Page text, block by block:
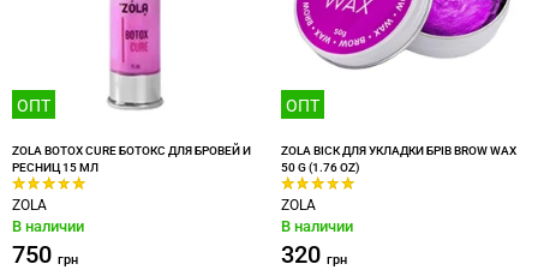
ОПТ
ZOLA BOTOX CURE БОТОКС ДЛЯ БРОВЕЙ И
РЕСНИЦ 15 МЛ
ZOLA
В наличии
750 грн
ОПТ
ZOLA ВІСК ДЛЯ УКЛАДКИ БРІВ BROW WAX
50 G (1.76 OZ)
ZOLA
В наличии
320 грн